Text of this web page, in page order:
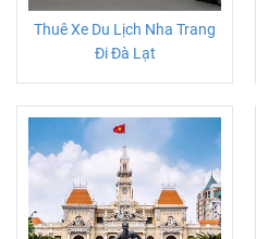
Thuê Xe Du Lịch Nha Trang
Đi Đà Lạt